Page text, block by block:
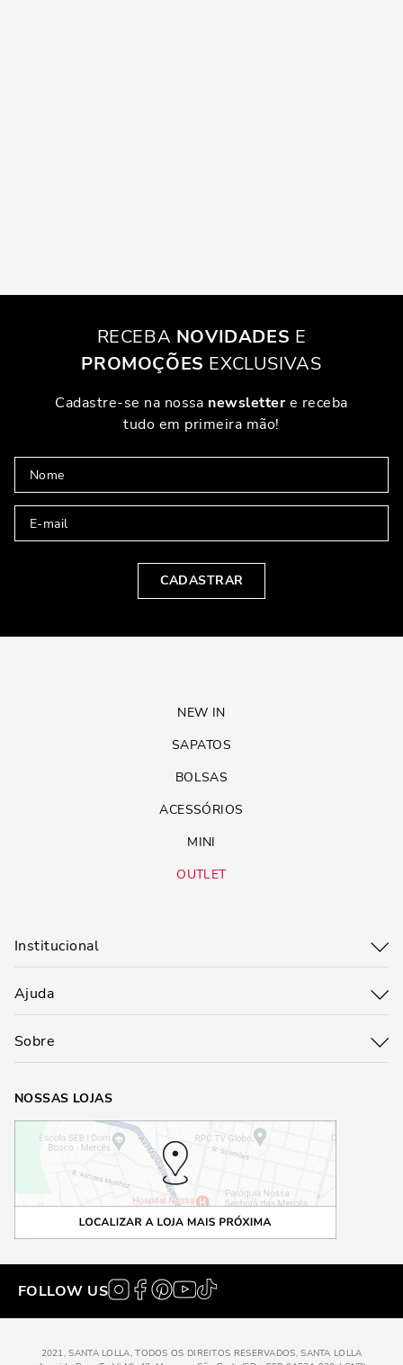
RECEBA NOVIDADES E
PROMOÇÕES EXCLUSIVAS
Cadastre-se na nossa newslettere receba
tudo em primeira mão!
CADASTRAR
NEW IN
SAPATOS
BOLSAS
ACESSÓRIOS
MINI
OUTLET
Institucional
Ajuda
Sobre
NOSSAS LOJAS
FOLLOW US
2021, SANTA LOLLA, TODOS OS DIREITOS RESERVADOS, SANTA LOLLA